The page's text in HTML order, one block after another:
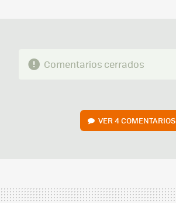
Comentarios cerrados
VER4 COMENTARIOS